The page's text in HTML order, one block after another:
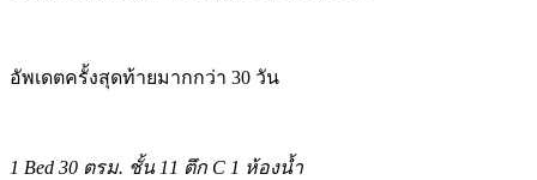
อัพเดตครั้งสุดท้ายมากกว่า 30 วัน
1 Bed 30 ตรม. ชั้น 11 ตึก C 1 ห้องน้ำ